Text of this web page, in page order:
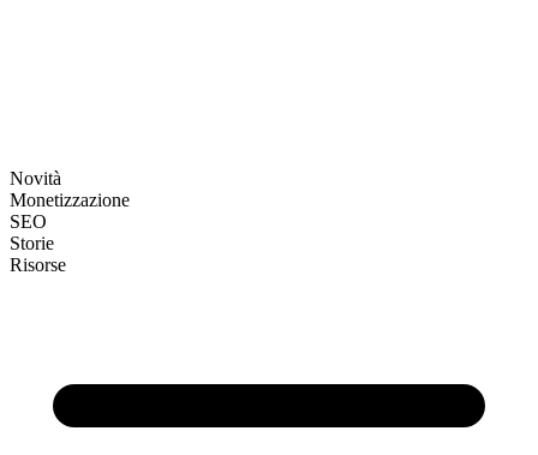
Novità
Monetizzazione
SEO
Storie
Risorse